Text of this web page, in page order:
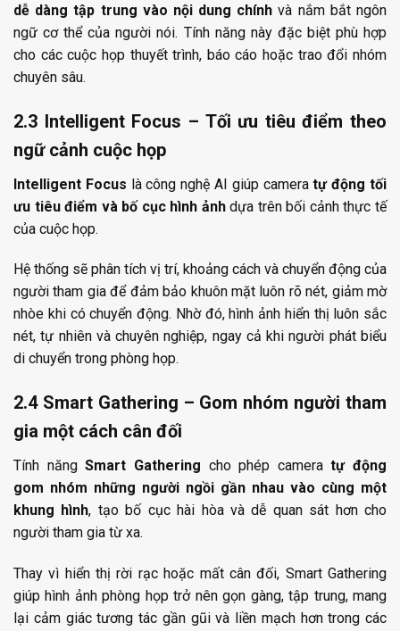
dễ dàng tập trung vào nội dung chính và nắm bắt ngôn
ngữ cơ thể của người nói. Tính năng này đặc biệt phù hợp
cho các cuộc họp thuyết trình, báo cáo hoặc trao đổi nhóm
chuyên sâu.
2.3 Intelligent Focus – Tối ưu tiêu điểm theo
ngữ cảnh cuộc họp
Intelligent Focus là công nghệ AI giúp cameratự động tối
ưu tiêu điểm và bố cục hình ảnhdựa trên bối cảnh thực tế
của cuộc họp.
Hệ thống sẽ phân tích vị trí, khoảng cách và chuyển động của
người tham gia để đảm bảo khuôn mặt luôn rõ nét, giảm mờ
nhòe khi có chuyển động. Nhờ đó, hình ảnh hiển thị luôn sắc
nét, tự nhiên và chuyên nghiệp, ngay cả khi người phát biểu
di chuyển trong phòng họp.
2.4 Smart Gathering – Gom nhóm người tham
gia một cách cân đối
Tính năngSmart Gathering cho phép cameratự động
gom nhóm những người ngồi gần nhau vào cùng một
khung hình, tạo bố cục hài hòa và dễ quan sát hơn cho
người tham gia từ xa.
Thay vì hiển thị rời rạc hoặc mất cân đối, Smart Gathering
giúp hình ảnh phòng họp trở nên gọn gàng, tập trung, mang
lại cảm giác tương tác gần gũi và liền mạch hơn trong các